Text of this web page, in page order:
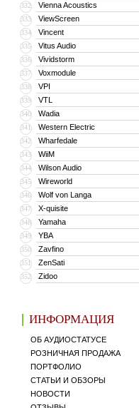
332 Vienna Acoustics
333 ViewScreen
334 Vincent
335 Vitus Audio
336 Vividstorm
337 Voxmodule
338 VPI
339 VTL
340 Wadia
341 Western Electric
342 Wharfedale
343 WiiM
344 Wilson Audio
345 Wireworld
346 Wolf von Langa
347 X-quisite
348 Yamaha
349 YBA
350 Zavfino
351 ZenSati
352 Zidoo
ИНФОРМАЦИЯ
ОБ АУДИОСТАТУСЕ
РОЗНИЧНАЯ ПРОДАЖА
ПОРТФОЛИО
СТАТЬИ И ОБЗОРЫ
НОВОСТИ